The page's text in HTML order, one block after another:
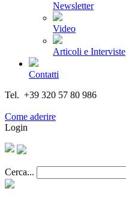
Newsletter
Video
Articoli e Interviste
Contatti
Tel. +39 320 57 80 986
Come aderire
Login
Cerca...